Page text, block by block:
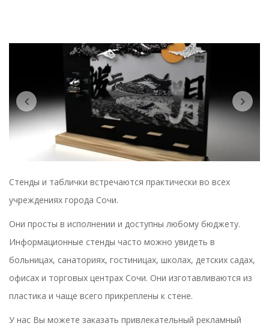
Previous
Стенды и таблички встречаются практически во всех
учреждениях города Сочи.
Они просты в исполнении и доступны любому бюджету.
Информационные стенды часто можно увидеть в
больницах, санаториях, гостиницах, школах, детских садах,
офисах и торговых центрах Сочи. Они изготавливаются из
пластика и чаще всего прикреплены к стене.
У нас Вы можете заказать привлекательный рекламный